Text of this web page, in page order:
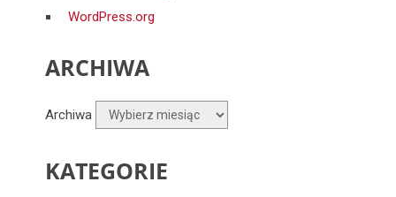
WordPress.org
ARCHIWA
Archiwa
KATEGORIE